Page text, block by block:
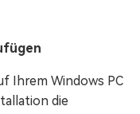
Ihrem Windows PC
die